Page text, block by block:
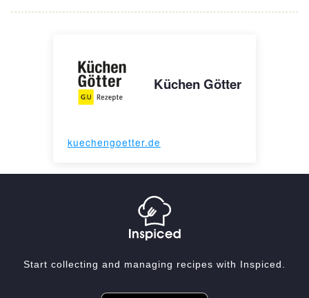
Küchen Götter
kuechengoetter.de
Start collecting and managing recipes with Inspiced.